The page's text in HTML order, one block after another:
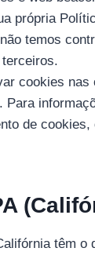
própria
temos
cookies nas
Para
de
têm o